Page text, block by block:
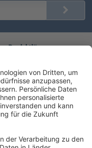
Produktlösungen
AKADEMIE HERKERT
Unsere Marken